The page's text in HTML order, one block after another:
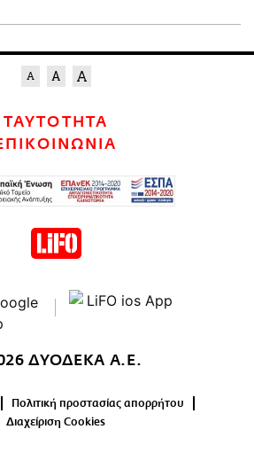
ΤΑΥΤΟΤΗΤΑ
ΔΥΟΔΕΚΑ Α.Ε.
Πολιτική προστασίας απορρήτου
Διαχείριση Cookies